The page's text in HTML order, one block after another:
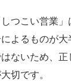
つこい営業
よるものが
ないため、
切です。